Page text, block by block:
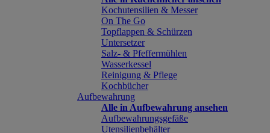
Kochutensilien & Messer
On The Go
Topflappen & Schürzen
Untersetzer
Salz- & Pfeffermühlen
Wasserkessel
Reinigung & Pflege
Kochbücher
Aufbewahrung
Alle in Aufbewahrung ansehen
Aufbewahrungsgefäße
Utensilienbehälter